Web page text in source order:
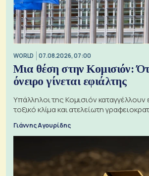
WORLD 07.08.2026, 07:00
Μια θέση στην Κομισιόν:
όνειρο γίνεται εφιάλτης
Υπάλληλοι της Κομισιόν
τοξικό κλίμα και ατελείωτη
Γιάννης Αγουρίδης